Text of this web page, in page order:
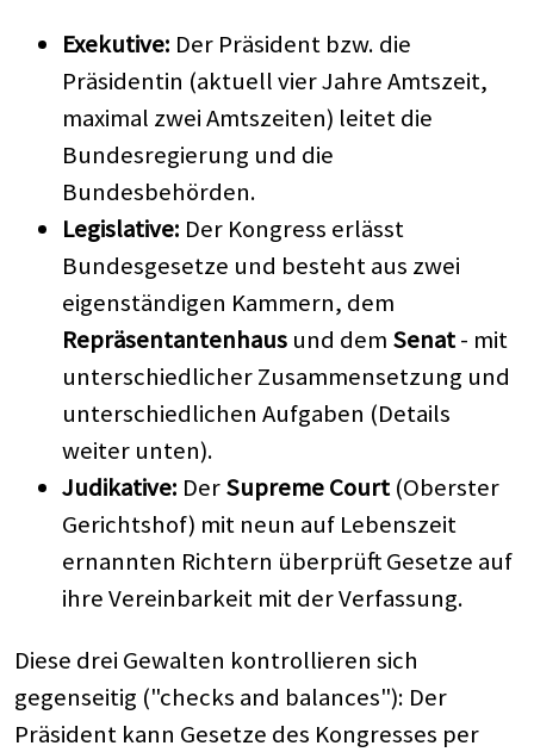
Exekutive: Der Präsident bzw. die
Präsidentin (aktuell vier Jahre Amtszeit,
maximal zwei Amtszeiten) leitet die
Bundesregierung und die
Bundesbehörden.
Legislative: Der Kongress erlässt
Bundesgesetze und besteht aus zwei
eigenständigen Kammern, dem
Repräsentantenhaus und dem Senat- mit
unterschiedlicher Zusammensetzung und
unterschiedlichen Aufgaben (Details
weiter unten).
Judikative: DerSupreme Court(Oberster
Gerichtshof) mit neun auf Lebenszeit
ernannten Richtern überprüft Gesetze auf
ihre Vereinbarkeit mit der Verfassung.
Diese drei Gewalten kontrollieren sich
gegenseitig ("checks and balances"): Der
Präsident kann Gesetze des Kongresses per